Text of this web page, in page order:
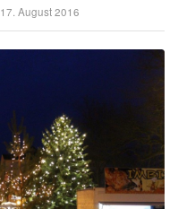
17. August 2016